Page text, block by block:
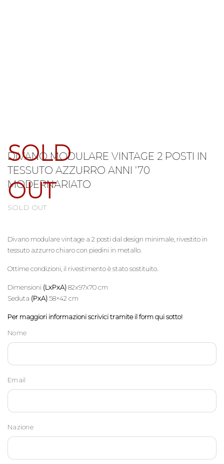
SOLD
OUT
DIVANO MODULARE VINTAGE 2 POSTI IN
TESSUTO AZZURRO ANNI ’70
MODERNARIATO
SOLD OUT
Divano modulare vintage a 2 posti dal design minimale, rivestito in
tessuto azzurro chiaro con piedini in metallo.
Ottime condizioni, il rivestimento è stato sostituito.
Dimensioni (LxPxA)82x97x70 cm
Seduta (PxA)58×42 cm
Per maggiori informazioni scrivici tramite il form qui sotto!
Nome
Email
Nazione